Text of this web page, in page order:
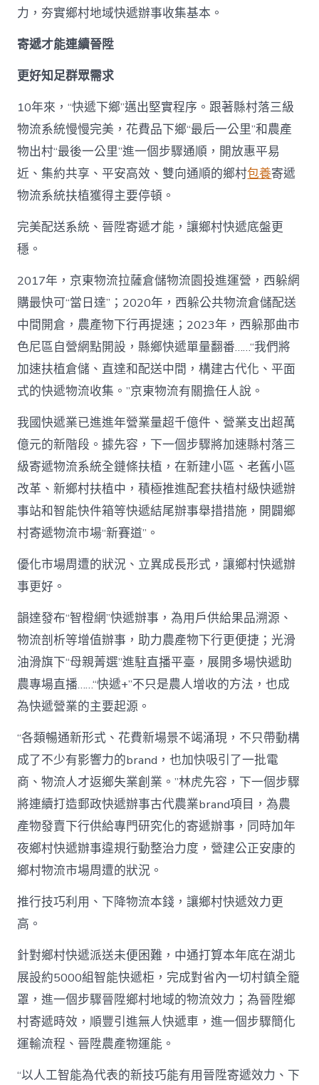
力，夯實鄉村地域快遞辦事收集基本。
寄遞才能連續晉陞
更好知足群眾需求
10年來，“快遞下鄉”邁出堅實程序。跟著縣村落三級
物流系統慢慢完美，花費品下鄉“最后一公里”和農產
物出村“最後一公里”進一個步驟通順，開放惠平易
近、集約共享、平安高效、雙向通順的鄉村包養寄遞
物流系統扶植獲得主要停頓。
完美配送系統、晉陞寄遞才能，讓鄉村快遞底盤更
穩。
2017年，京東物流拉薩倉儲物流園投進運營，西躲網
購最快可“當日達”；2020年，西躲公共物流倉儲配送
中間開倉，農產物下行再提速；2023年，西躲那曲市
色尼區自營網點開設，縣鄉快遞單量翻番……“我們將
加速扶植倉儲、直達和配送中間，構建古代化、平面
式的快遞物流收集。”京東物流有關擔任人說。
我國快遞業已進進年營業量超千億件、營業支出超萬
億元的新階段。據先容，下一個步驟將加速縣村落三
級寄遞物流系統全鏈條扶植，在新建小區、老舊小區
改革、新鄉村扶植中，積極推進配套扶植村級快遞辦
事站和智能快件箱等快遞結尾辦事舉措措施，開闢鄉
村寄遞物流市場“新賽道”。
優化市場周遭的狀況、立異成長形式，讓鄉村快遞辦
事更好。
韻達發布“智橙網”快遞辦事，為用戶供給果品溯源、
物流剖析等增值辦事，助力農產物下行更便捷；光滑
油滑旗下“母親菁選”進駐直播平臺，展開多場快遞助
農專場直播……“快遞+”不只是農人增收的方法，也成
為快遞營業的主要起源。
“各類暢通新形式、花費新場景不竭涌現，不只帶動構
成了不少有影響力的brand，也加快吸引了一批電
商、物流人才返鄉失業創業。”林虎先容，下一個步驟
將連續打造郵政快遞辦事古代農業brand項目，為農
產物發賣下行供給專門研究化的寄遞辦事，同時加年
夜鄉村快遞辦事違規行動整治力度，營建公正安康的
鄉村物流市場周遭的狀況。
推行技巧利用、下降物流本錢，讓鄉村快遞效力更
高。
針對鄉村快遞派送未便困難，中通打算本年底在湖北
展設約5000組智能快遞柜，完成對省內一切村鎮全籠
罩，進一個步驟晉陞鄉村地域的物流效力；為晉陞鄉
村寄遞時效，順豐引進無人快遞車，進一個步驟簡化
運輸流程、晉陞農產物運能。
“以人工智能為代表的新技巧能有用晉陞寄遞效力、下